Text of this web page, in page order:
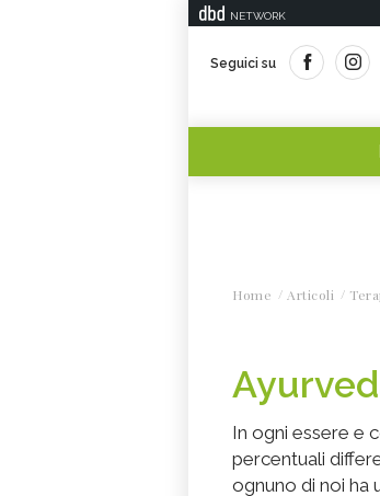
NETWORK
Seguici su
Home Articoli
In ogni essere e
percentuali
ognuno di noi ha